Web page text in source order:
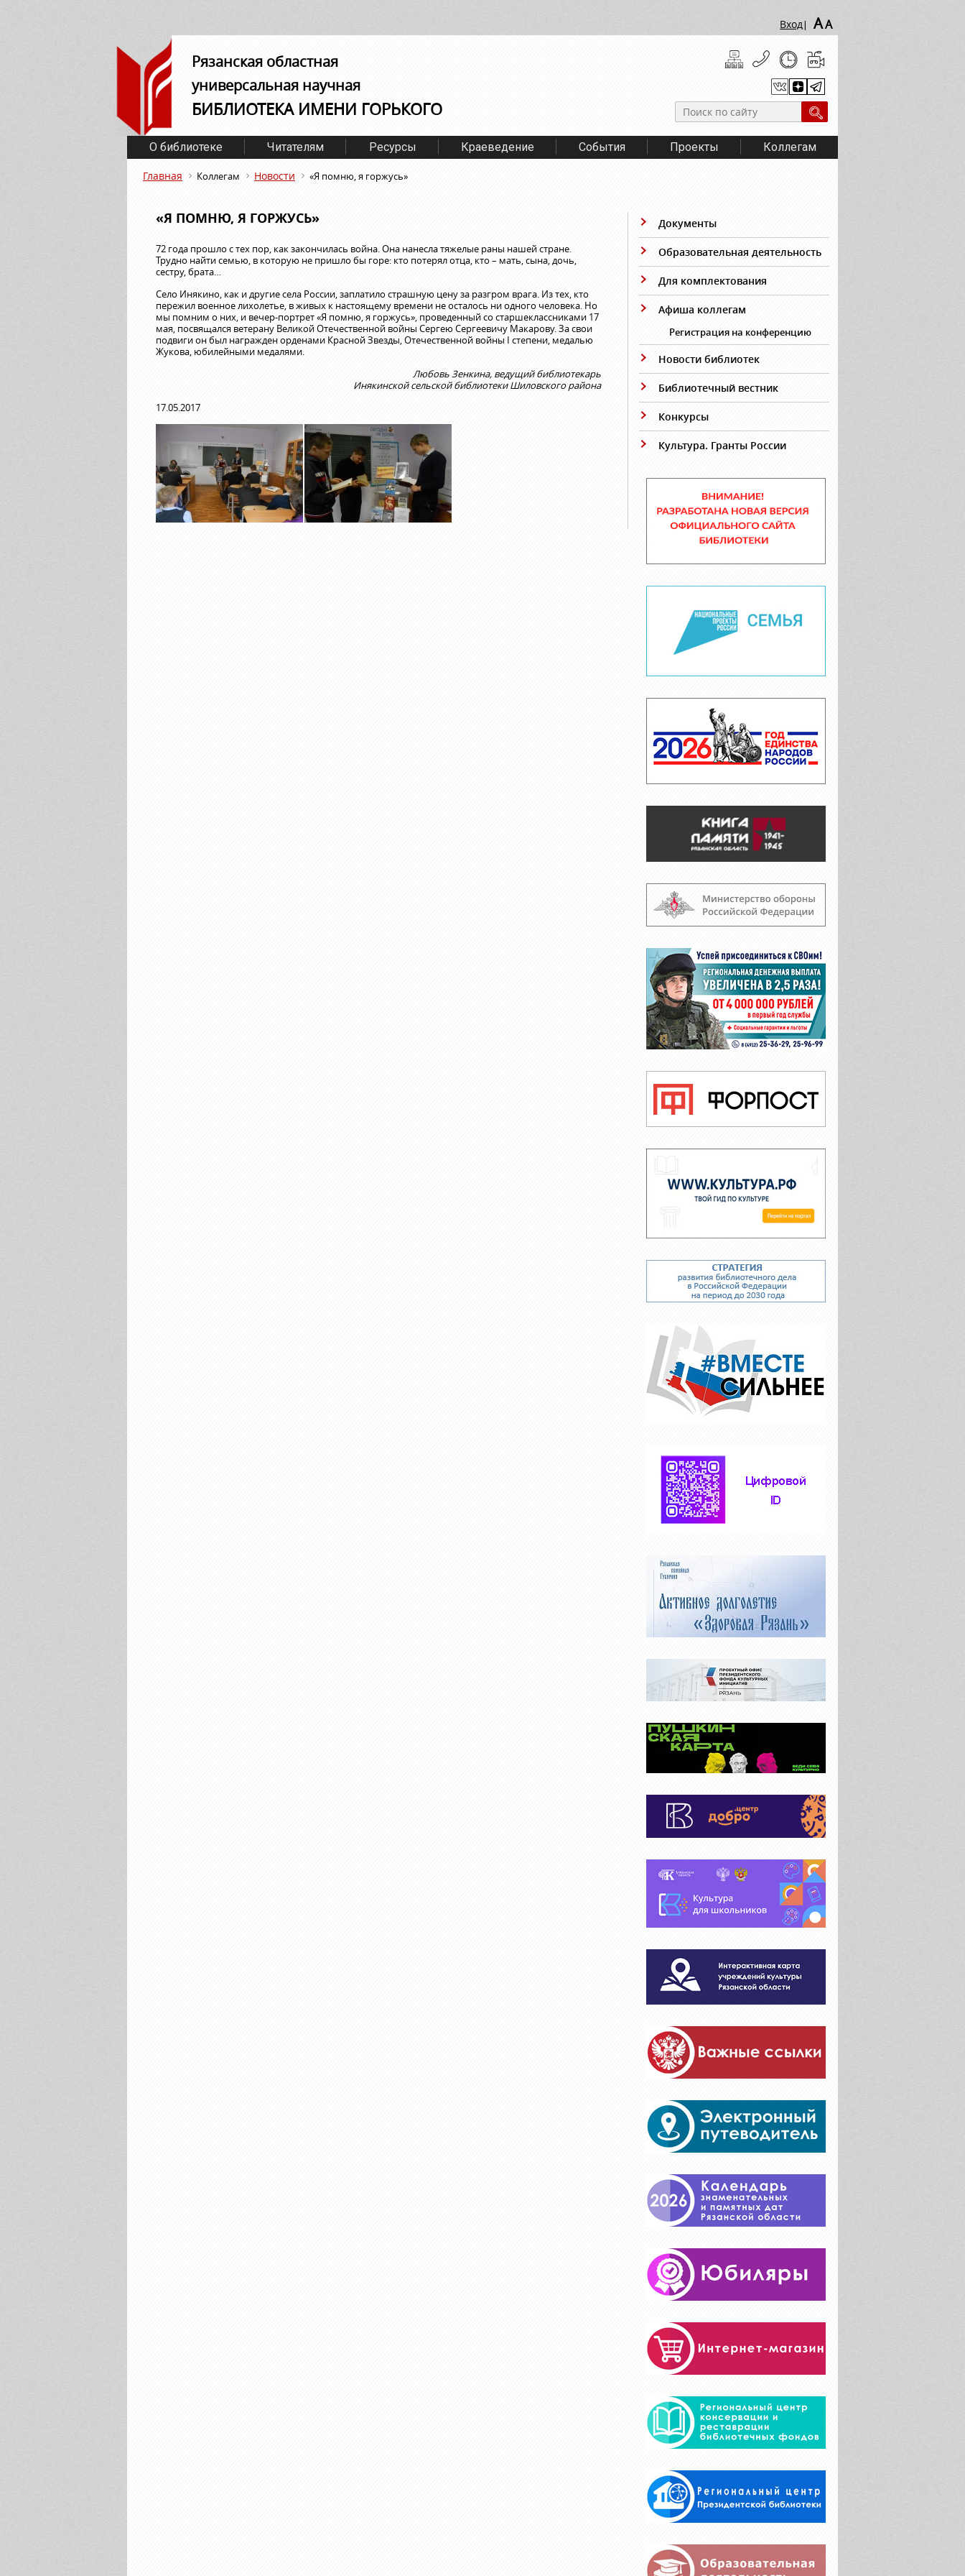
Вход| AA
Рязанская областная
универсальная научная
БИБЛИОТЕКА ИМЕНИ ГОРЬКОГО
О библиотеке Читателям Ресурсы Краеведение События Проекты Коллегам
Главная Коллегам Новости «Я помню, я горжусь»
«Я ПОМНЮ, Я ГОРЖУСЬ»
72 года прошло с тех пор, как закончилась война. Она нанесла тяжелые раны нашей стране.
Трудно найти семью, в которую не пришло бы горе: кто потерял отца, кто – мать, сына, дочь,
сестру, брата…
Село Инякино, как и другие села России, заплатило страшную цену за разгром врага. Из тех, кто
пережил военное лихолетье, в живых к настоящему времени не осталось ни одного человека. Но
мы помним о них, и вечер-портрет «Я помню, я горжусь», проведенный со старшеклассниками 17
мая, посвящался ветерану Великой Отечественной войны Сергею Сергеевичу Макарову. За свои
подвиги он был награжден орденами Красной Звезды, Отечественной войны I степени, медалью
Жукова, юбилейными медалями.
Любовь Зенкина, ведущий библиотекарь
Инякинской сельской библиотеки Шиловского района
17.05.2017
Документы
Образовательная деятельность
Для комплектования
Афиша коллегам
Регистрация на конференцию
Новости библиотек
Библиотечный вестник
Конкурсы
Культура. Гранты России